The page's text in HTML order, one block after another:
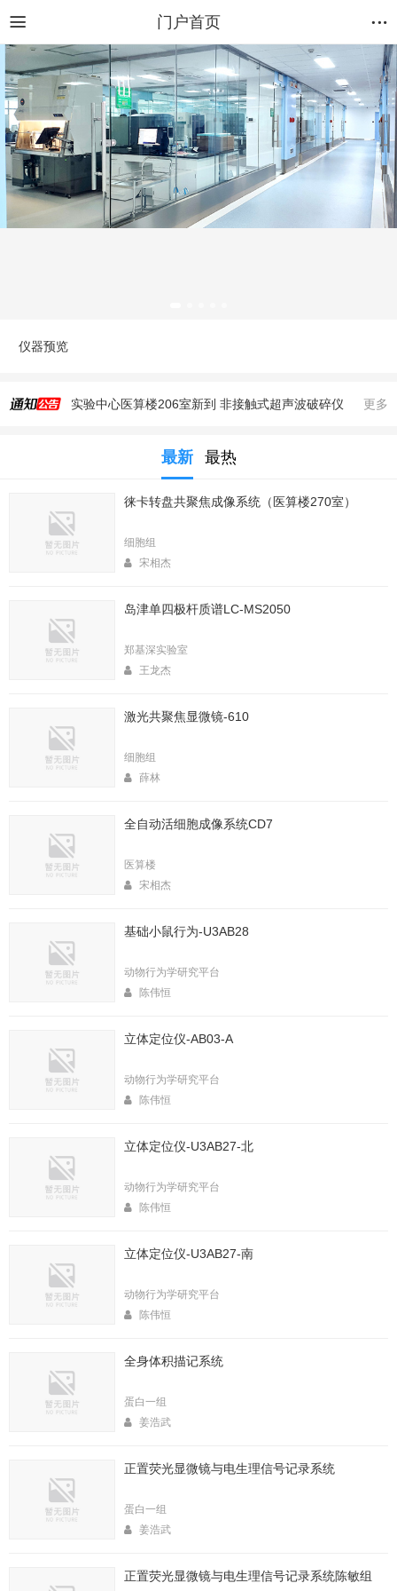
门户首页
仪器预览
实验中心医算楼206室新到 非接触式超声波破碎仪
生命科学实验中心2025年暑期值班表
医算楼（西区田径场新楼）二楼（206室）新到一台落地式超离和一台高速冷冻离心机
2025年4月春季大型仪器培训安排
生命中心2025寒假值班表
2026年春季大型仪器培训安排
生命科学实验中心2026年寒假值班表
更多
最新 最热
徕卡转盘共聚焦成像系统（医算楼270室）
细胞组
宋相杰
岛津单四极杆质谱LC-MS2050
郑基深实验室
王龙杰
激光共聚焦显微镜-610
细胞组
薛林
全自动活细胞成像系统CD7
医算楼
宋相杰
基础小鼠行为-U3AB28
动物行为学研究平台
陈伟恒
立体定位仪-AB03-A
动物行为学研究平台
陈伟恒
立体定位仪-U3AB27-北
动物行为学研究平台
陈伟恒
立体定位仪-U3AB27-南
动物行为学研究平台
陈伟恒
全身体积描记系统
蛋白一组
姜浩武
正置荧光显微镜与电生理信号记录系统
蛋白一组
姜浩武
正置荧光显微镜与电生理信号记录系统陈敏组